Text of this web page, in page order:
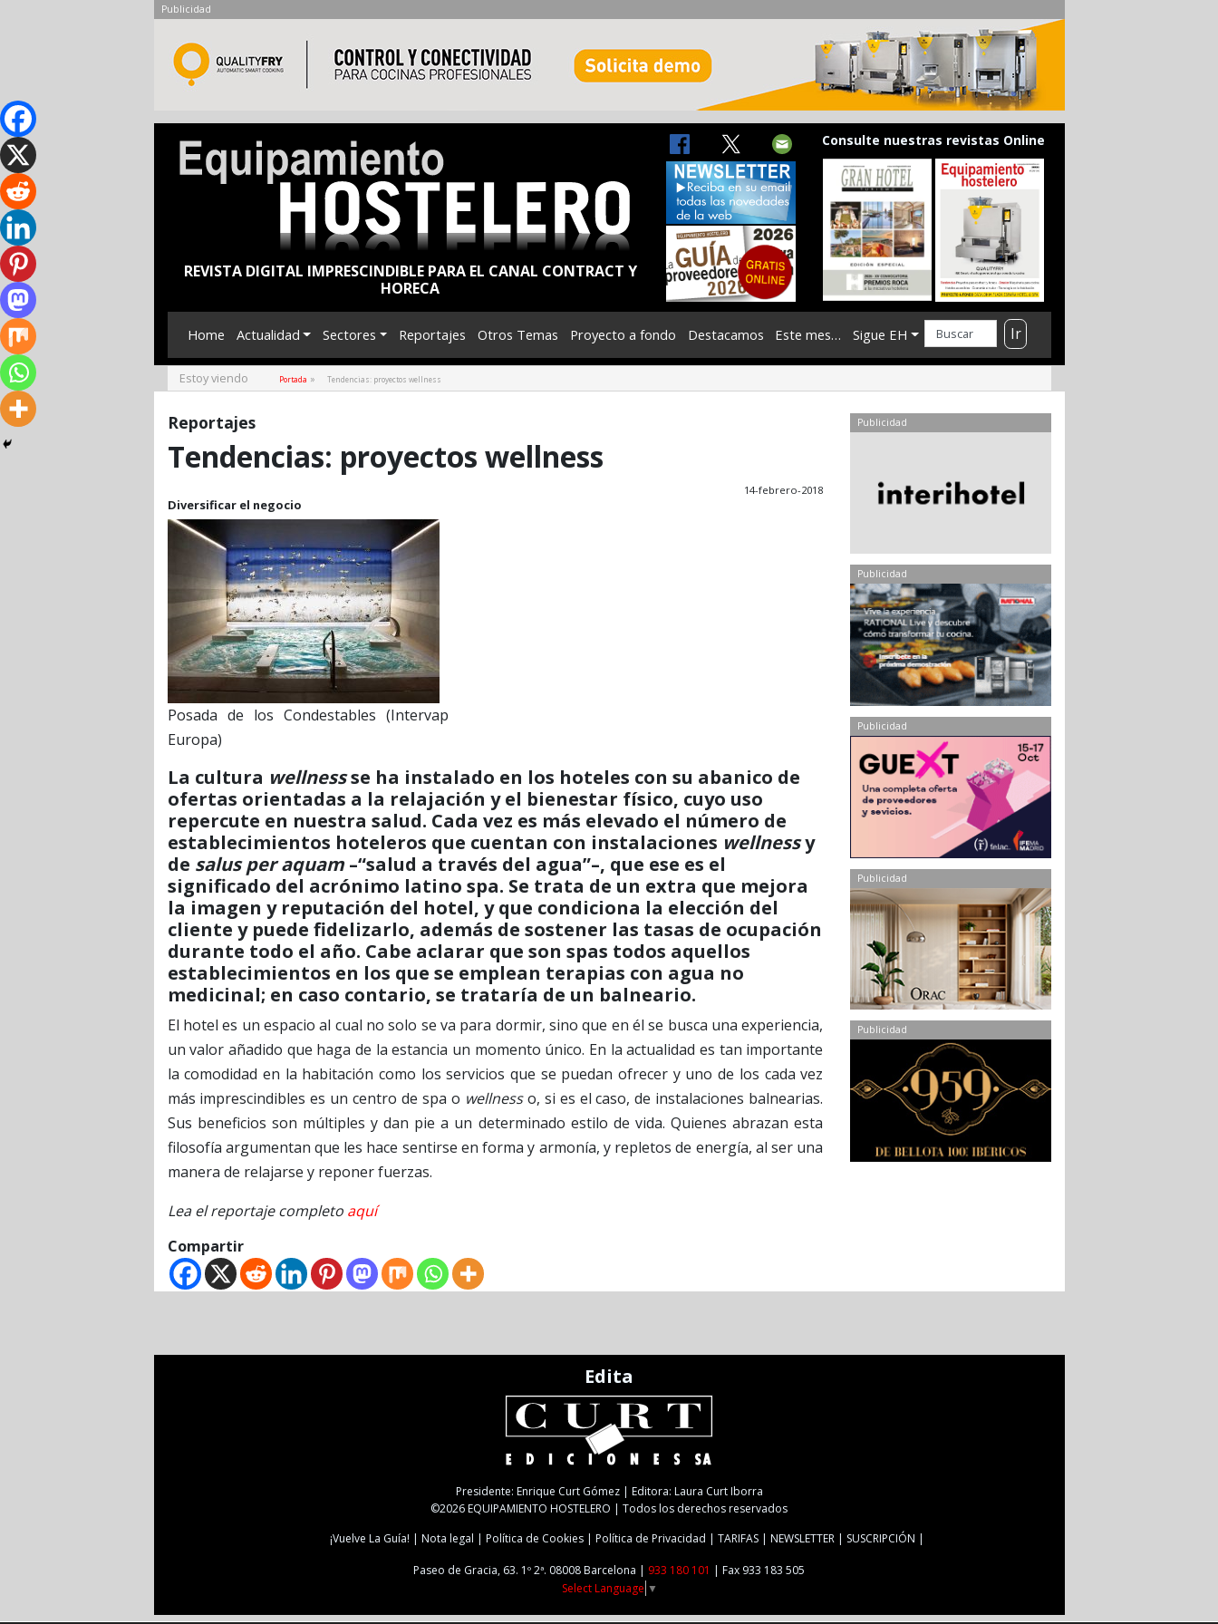
Publicidad
REVISTA DIGITAL IMPRESCINDIBLE PARA EL CANAL CONTRACT Y
HORECA
Consulte nuestras revistas Online
Home Actualidad Sectores Reportajes Otros Temas Proyecto a fondo Destacamos Este mes… Sigue EH Ir
Estoy viendo Portada » Tendencias: proyectos wellness
Reportajes
Tendencias: proyectos wellness
14-febrero-2018
Diversificar el negocio
Posada de los Condestables (Intervap
Europa)
La cultura wellnessse ha instalado en los hoteles con su abanico de
ofertas orientadas a la relajación y el bienestar físico, cuyo uso
repercute en nuestra salud. Cada vez es más elevado el número de
establecimientos hoteleros que cuentan con instalaciones wellnessy
de salus per aquam–“salud a través del agua”–, que ese es el
significado del acrónimo latino spa. Se trata de un extra que mejora
la imagen y reputación del hotel, y que condiciona la elección del
cliente y puede fidelizarlo, además de sostener las tasas de ocupación
durante todo el año. Cabe aclarar que son spas todos aquellos
establecimientos en los que se emplean terapias con agua no
medicinal; en caso contario, se trataría de un balneario.
El hotel es un espacio al cual no solo se va para dormir, sino que en él se busca una experiencia,
un valor añadido que haga de la estancia un momento único. En la actualidad es tan importante
la comodidad en la habitación como los servicios que se puedan ofrecer y uno de los cada vez
más imprescindibles es un centro de spa o wellnesso, si es el caso, de instalaciones balnearias.
Sus beneficios son múltiples y dan pie a un determinado estilo de vida. Quienes abrazan esta
filosofía argumentan que les hace sentirse en forma y armonía, y repletos de energía, al ser una
manera de relajarse y reponer fuerzas.
Lea el reportaje completo aquí
Compartir
Publicidad
Publicidad
Publicidad
Publicidad
Publicidad
Edita
Presidente: Enrique Curt Gómez | Editora: Laura Curt Iborra
©2026 EQUIPAMIENTO HOSTELERO | Todos los derechos reservados
¡Vuelve La Guía!
Nota legal Política de Cookies Política de Privacidad TARIFAS NEWSLETTER SUSCRIPCIÓN
Paseo de Gracia, 63. 1º 2ª. 08008 Barcelona | 933 180 101 | Fax 933 183 505
Select Language ▼